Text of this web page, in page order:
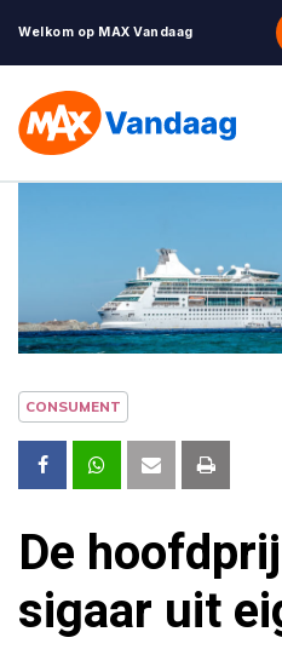
Welkom op MAX Vandaag
CONSUMENT
De
sigaar uit